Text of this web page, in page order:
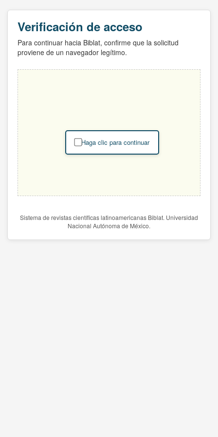
Verificación de acceso
Para continuar hacia Biblat, confirme que la solicitud
proviene de un navegador legítimo.
Haga clic para continuar
Sistema de revistas científicas latinoamericanas Biblat. Universidad
Nacional Autónoma de México.